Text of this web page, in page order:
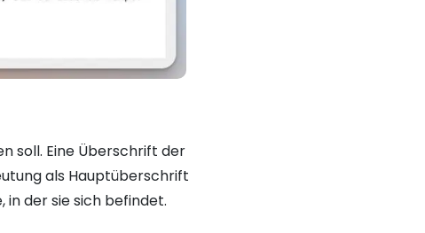
soll. Eine Überschrift der
als Hauptüberschrift
in der sie sich befindet.